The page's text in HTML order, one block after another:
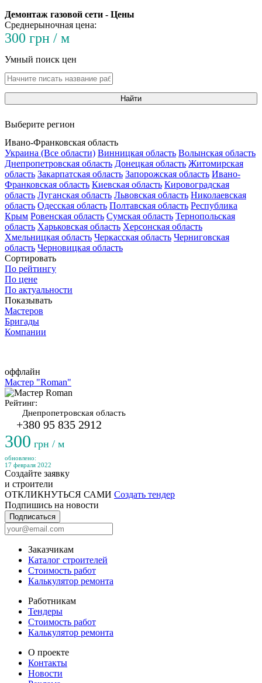
Демонтаж газовой сети - Цены
Среднерыночная цена:
300 грн / м
Умный поиск цен
Найти
Выберите регион
Ивано-Франковская область
Украина (Все области) Винницкая область Волынская область
Днепропетровская область Донецкая область Житомирская
область Закарпатская область Запорожская область Ивано-
Франковская область Киевская область Кировоградская
область Луганская область Львовская область Николаевская
область Одесская область Полтавская область Республика
Крым Ровенская область Сумская область Тернопольская
область Харьковская область Херсонская область
Хмельницкая область Черкасская область Черниговская
область Черновицкая область
Сортировать
По рейтингу
По цене
По актуальности
Показывать
Мастеров
Бригады
Компании
оффлайн
Мастер "Roman"
Рейтинг:
Днепропетровская область
+380 95 835 2912
300 грн / м
обновлено:
17 февраля 2022
Создайте заявку
и строители
ОТКЛИКНУТЬСЯ САМИ Создать тендер
Подпишись на новости
Подписаться
Заказчикам
Каталог строителей
Стоимость работ
Калькулятор ремонта
Работникам
Тендеры
Стоимость работ
Калькулятор ремонта
О проекте
Контакты
Новости